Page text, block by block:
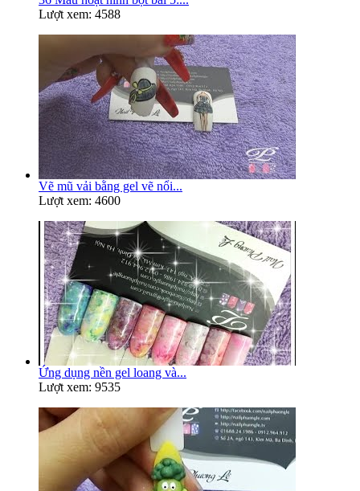
Lượt xem: 4588
Vẽ mũ vải bằng gel vẽ nổi...
Lượt xem: 4600
Ứng dụng nền gel loang và...
Lượt xem: 9535